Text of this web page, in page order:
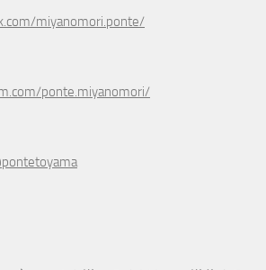
miyanomori.ponte/
ponte.miyanomori/